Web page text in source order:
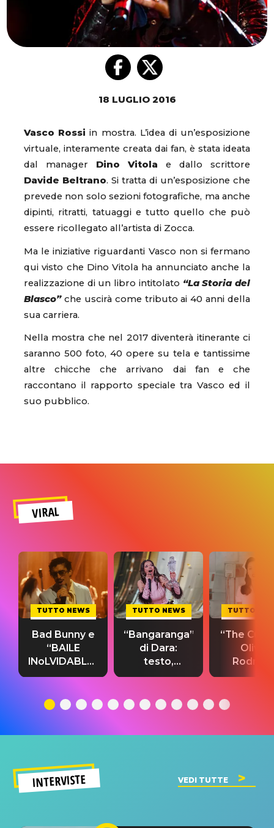
18 LUGLIO 2016
Vasco Rossi in mostra. L’idea di un’esposizione
virtuale, interamente creata dai fan, è stata ideata
dal manager Dino Vitola e dallo scrittore
Davide Beltrano. Si tratta di un’esposizione che
prevede non solo sezioni fotografiche, ma anche
dipinti, ritratti, tatuaggi e tutto quello che può
essere ricollegato all’artista di Zocca.
Ma le iniziative riguardanti Vasco non si fermano
qui visto che Dino Vitola ha annunciato anche la
realizzazione di un libro intitolato “La Storia del
Blasco”che uscirà come tributo ai 40 anni della
sua carriera.
Nella mostra che nel 2017 diventerà itinerante ci
saranno 500 foto, 40 opere su tela e tantissime
altre chicche che arrivano dai fan e che
raccontano il rapporto speciale tra Vasco ed il
suo pubblico.
VIRAL
TUTTO NEWS
Bad Bunny e
“BAILE
INoLVIDABLE”:
testo,
significato
TUTTO NEWS
“Bangaranga”
di Dara:
testo,
traduzione e
del singolo
TUTTO
“The
Olivia
testo,
INTERVISTE VEDI TUTTE